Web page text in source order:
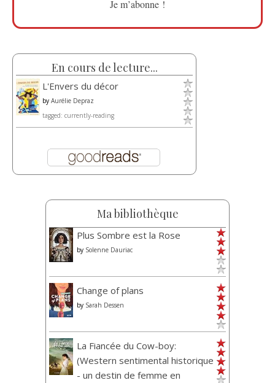
En cours de lecture...
L'Envers du décor
by Aurélie Depraz
tagged: currently-reading
Ma bibliothèque
Plus Sombre est la Rose
by Solenne Dauriac
Change of plans
by Sarah Dessen
La Fiancée du Cow-boy:
(Western sentimental historique
- un destin de femme en